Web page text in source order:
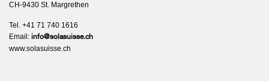
CH-9430 St. Margrethen
Tel. +41 71 740 1616
Email: info@solasuisse.ch
www.solasuisse.ch